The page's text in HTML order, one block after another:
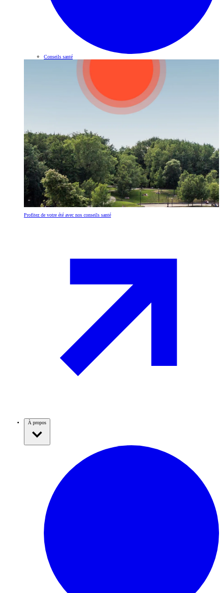
Conseils santé
Profitez de votre été avec nos conseils santé
À propos